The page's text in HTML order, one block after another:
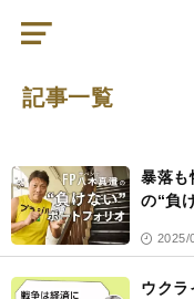
記事一覧
暴落
の“負
2025/
ウクラ